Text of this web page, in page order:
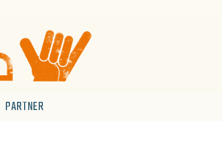
PARTNER